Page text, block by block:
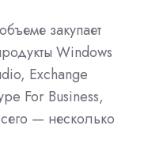
закупает
Windows
Exchange
For Business,
— несколько